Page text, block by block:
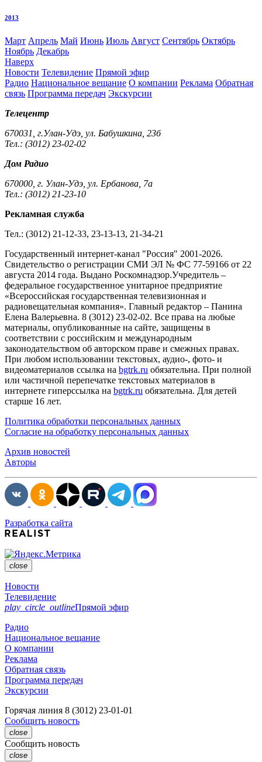
2013
Март Апрель Май Июнь Июль Август Сентябрь Октябрь
Ноябрь Декабрь
Наверх
Новости Телевидение Прямой эфир
Радио Национальное вещание О компании Реклама Обратная
связь Программа передач Экскурсии
Телецентр
670031, г.Улан-Удэ, ул. Бабушкина, 23б
Тел.: (3012) 23-02-02
Дом Радио
670000, г. Улан-Удэ, ул. Ербанова, 7а
Тел.: (3012) 21-23-10
Рекламная служба
Тел.: (3012) 21-12-33, 23-13-13, 21-34-21
Государственный интернет-канал "Россия" 2001-2026.
Cвидетельство о регистрации СМИ ЭЛ № ФС 77-59166 от 22
августа 2014 года. Выдано Роскомнадзор.Учредитель –
федеральное государственное унитарное предприятие
«Всероссийская государственная телевизионная и
радиовещательная компания». Главный редактор – Панина
Елена Валерьевна. 8 (3012) 23-02-02. Все права на любые
материалы, опубликованные на сайте, защищены в
соответствии с российским и международным
законодательством об авторском праве и смежных правах.
При любом использовании текстовых, аудио-, фото- и
видеоматериалов ссылка на bgtrk.ru обязательна. При полной
или частичной перепечатке текстовых материалов в
интернете гиперссылка на bgtrk.ru обязательна. Для детей
старше 16 лет.
Политика обработки персональных данных
Согласие на обработку персональных данных
Архив новостей
Авторы
Разработка сайта
close
Новости
Телевидение
play_circle_outlineПрямой эфир
Радио
Национальное вещание
О компании
Реклама
Обратная связь
Программа передач
Экскурсии
Горячая линия 8 (3012) 23-01-01
Сообщить новость
close
Сообщить новость
close